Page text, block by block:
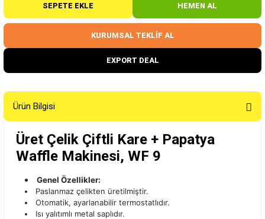
SEPETE EKLE HEMEN AL
KURUMSAL TEKLİF AL
EXPORT DEAL
Ürün Bilgisi
Üret Çelik Çiftli Kare + Papatya
Waffle Makinesi, WF 9
Genel Özellikler:
Paslanmaz çelikten üretilmiştir.
Otomatik, ayarlanabilir termostatlıdır.
Isı yalıtımlı metal saplıdır.